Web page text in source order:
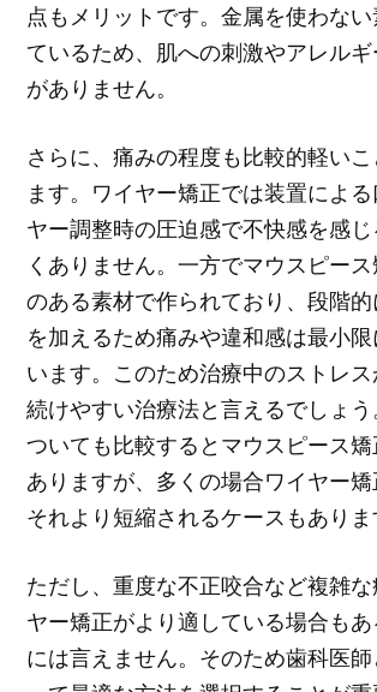
点もメリットです。金属を使わな
ているため、肌への刺激やアレル
がありません。
さらに、痛みの程度も比較的軽い
ます。ワイヤー矯正では装置によ
ヤー調整時の圧迫感で不快感を感
くありません。一方でマウスピー
のある素材で作られており、段階
を加えるため痛みや違和感は最小
います。このため治療中のストレス
続けやすい治療法と言えるでしょ
ついても比較するとマウスピース
ありますが、多くの場合ワイヤー
それより短縮されるケースもありま
ただし、重度な不正咬合など複雑
ヤー矯正がより適している場合も
には言えません。そのため歯科医師